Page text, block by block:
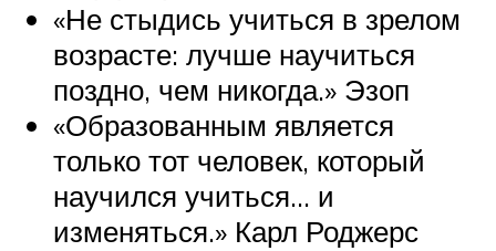
«Не стыдись учиться в зрелом
возрасте: лучше научиться
поздно, чем никогда.» Эзоп
«Образованным является
только тот человек, который
научился учиться… и
изменяться.» Карл Роджерс